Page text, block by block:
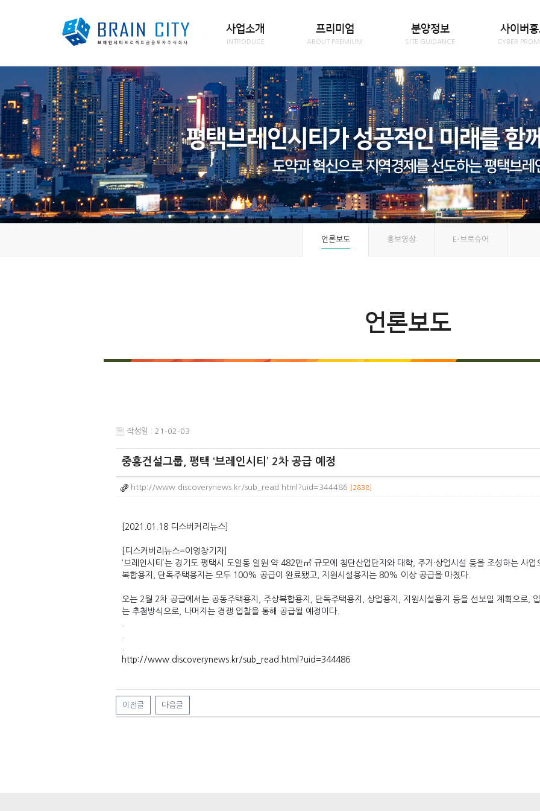
사업소개
INTRODUCE
프리미엄
ABOUT PREMIUM
분양정보
SITE GUIDANCE
사이버
CYBER
언론보도 홍보영상 E-브로슈어
언론보도
작성일 : 21-02-03
중흥건설그룹, 평택 ‘브레인시티’ 2차 공급 예정
http://www.discoverynews.kr/sub_read.html?uid=344486 [2838]
[2021.01.18 디스버커리뉴스]
[디스커버리뉴스=이영창기자]
‘브레인시티’는 경기도 평택시 도일동 일원 약 482만㎡ 규모에 첨단산업단지와 대학, 주거·상업시설 등을 조성하는 사
복합용지, 단독주택용지는 모두 100% 공급이 완료됐고, 지원시설용지는 80% 이상 공급을 마쳤다.
오는 2월 2차 공급에서는 공동주택용지, 주상복합용지, 단독주택용지, 상업용지, 지원시설용지 등을 선보일 계획으로,
는 추첨방식으로, 나머지는 경쟁 입찰을 통해 공급될 예정이다.
http://www.discoverynews.kr/sub_read.html?uid=344486
이전글 다음글